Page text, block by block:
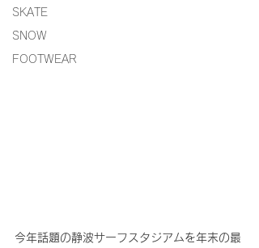
SKATE
SNOW
FOOTWEAR
今年話題の静波サーフスタジアムを年末の最